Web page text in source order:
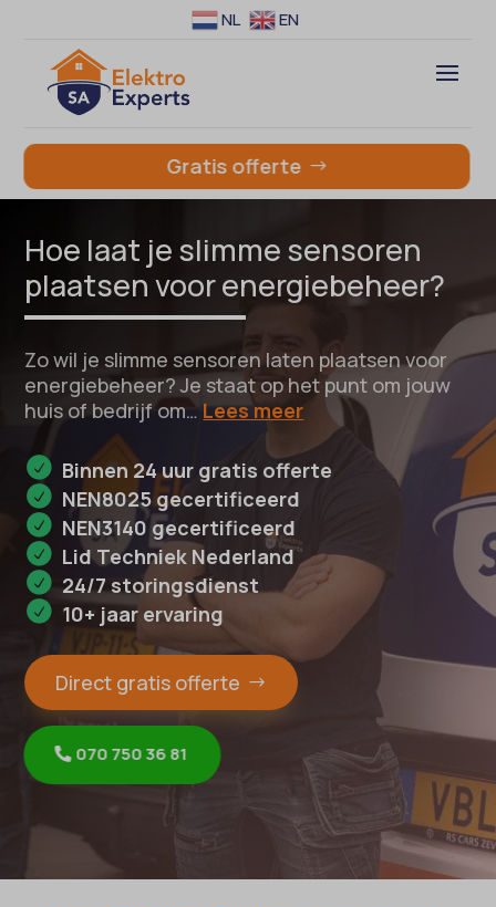
NL EN
Gratis offerte
Hoe laat je slimme sensoren
plaatsen voor energiebeheer?
Zo wil je slimme sensoren laten plaatsen voor
energiebeheer? Je staat op het punt om jouw
huis of bedrijf om…Lees meer
Binnen 24 uur gratis offerte
NEN8025 gecertificeerd
NEN3140 gecertificeerd
Lid Techniek Nederland
24/7 storingsdienst
10+ jaar ervaring
Direct gratis offerte
070 750 36 81